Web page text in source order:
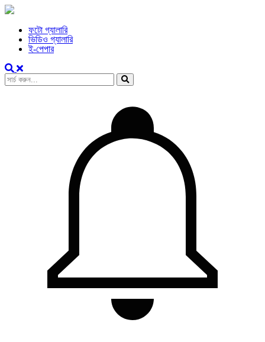
ফটো গ্যালারি
ভিডিও গ্যালারি
ই-পেপার